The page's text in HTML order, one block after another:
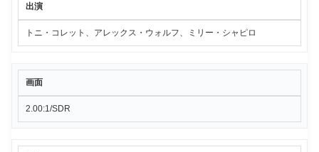
出演
トニ・コレット、アレックス・ウォルフ、ミリー・シャピロ
画面
2.00:1/SDR